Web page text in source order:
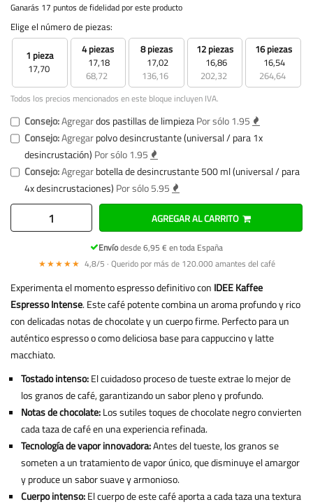
Ganarás 17 puntos de fidelidad por este producto
Elige el número de piezas:
1 pieza
17,70
4 piezas
17,18
68,72
8 piezas
17,02
136,16
12 piezas
16,86
202,32
16 piezas
16,54
264,64
Todos los precios mencionados en este bloque incluyen IVA.
Consejo:Agregardos pastillas de limpiezaPor sólo 1.95
Consejo:Agregarpolvo desincrustante (universal / para 1x
desincrustación) Por sólo 1.95
Consejo:Agregarbotella de desincrustante 500 ml (universal / para
4x desincrustaciones) Por sólo 5.95
AGREGAR AL CARRITO
Envíodesde 6,95 € en toda España
★★★★★ 4,8/5 · Querido por más de 120.000 amantes del café
Experimenta el momento espresso definitivo con IDEE Kaffee
Espresso Intense. Este café potente combina un aroma profundo y rico
con delicadas notas de chocolate y un cuerpo firme. Perfecto para un
auténtico espresso o como deliciosa base para cappuccino y latte
macchiato.
Tostado intenso:El cuidadoso proceso de tueste extrae lo mejor de
los granos de café, garantizando un sabor pleno y profundo.
Notas de chocolate:Los sutiles toques de chocolate negro convierten
cada taza de café en una experiencia refinada.
Tecnología de vapor innovadora:Antes del tueste, los granos se
someten a un tratamiento de vapor único, que disminuye el amargor
y produce un sabor suave y armonioso.
Cuerpo intenso:El cuerpo de este café aporta a cada taza una textura